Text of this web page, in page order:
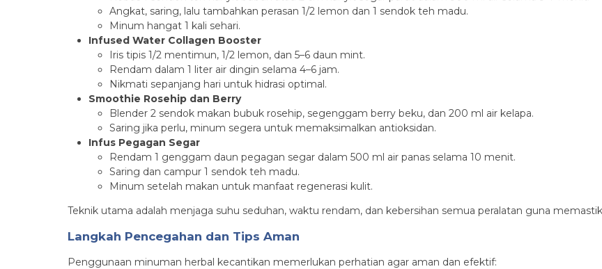
Angkat, saring, lalu tambahkan perasan 1/2 lemon dan 1 sendok teh madu.
Minum hangat 1 kali sehari.
Infused Water Collagen Booster
Iris tipis 1/2 mentimun, 1/2 lemon, dan 5–6 daun mint.
Rendam dalam 1 liter air dingin selama 4–6 jam.
Nikmati sepanjang hari untuk hidrasi optimal.
Smoothie Rosehip dan Berry
Blender 2 sendok makan bubuk rosehip, segenggam berry beku, dan 200 ml air kelapa.
Saring jika perlu, minum segera untuk memaksimalkan antioksidan.
Infus Pegagan Segar
Rendam 1 genggam daun pegagan segar dalam 500 ml air panas selama 10 menit.
Saring dan campur 1 sendok teh madu.
Minum setelah makan untuk manfaat regenerasi kulit.
Teknik utama adalah menjaga suhu seduhan, waktu rendam, dan kebersihan semua peralatan guna
Langkah Pencegahan dan Tips Aman
Penggunaan minuman herbal kecantikan memerlukan perhatian agar aman dan efektif: